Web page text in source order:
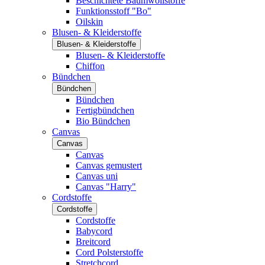
Funktionsstoff "Bo"
Oilskin
Blusen- & Kleiderstoffe
Blusen- & Kleiderstoffe
Blusen- & Kleiderstoffe
Chiffon
Bündchen
Bündchen
Bündchen
Fertigbündchen
Bio Bündchen
Canvas
Canvas
Canvas
Canvas gemustert
Canvas uni
Canvas "Harry"
Cordstoffe
Cordstoffe
Cordstoffe
Babycord
Breitcord
Cord Polsterstoffe
Stretchcord